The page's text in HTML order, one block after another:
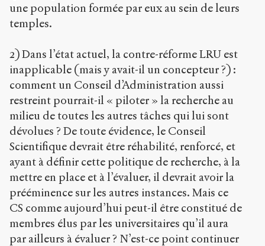
une population formée par eux au sein de leurs
temples.
2) Dans l’état actuel, la contre-réforme LRU est
inapplicable (mais y avait-il un concepteur ?) :
comment un Conseil d’Administration aussi
restreint pourrait-il « piloter » la recherche au
milieu de toutes les autres tâches qui lui sont
dévolues ? De toute évidence, le Conseil
Scientifique devrait être réhabilité, renforcé, et
ayant à définir cette politique de recherche, à la
mettre en place et à l’évaluer, il devrait avoir la
prééminence sur les autres instances. Mais ce
CS comme aujourd’hui peut-il être constitué de
membres élus par les universitaires qu’il aura
par ailleurs à évaluer ? N’est-ce point continuer